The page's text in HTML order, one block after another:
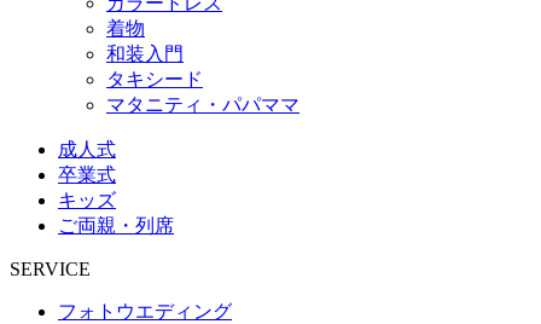
着物
和装入門
タキシード
マタニティ・パパママ
成人式
卒業式
キッズ
ご両親・列席
SERVICE
フォトウエディング